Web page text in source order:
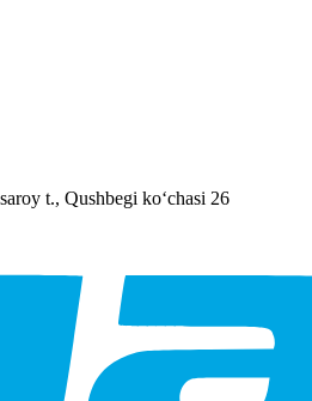
t., Qushbegi koʻchasi 26